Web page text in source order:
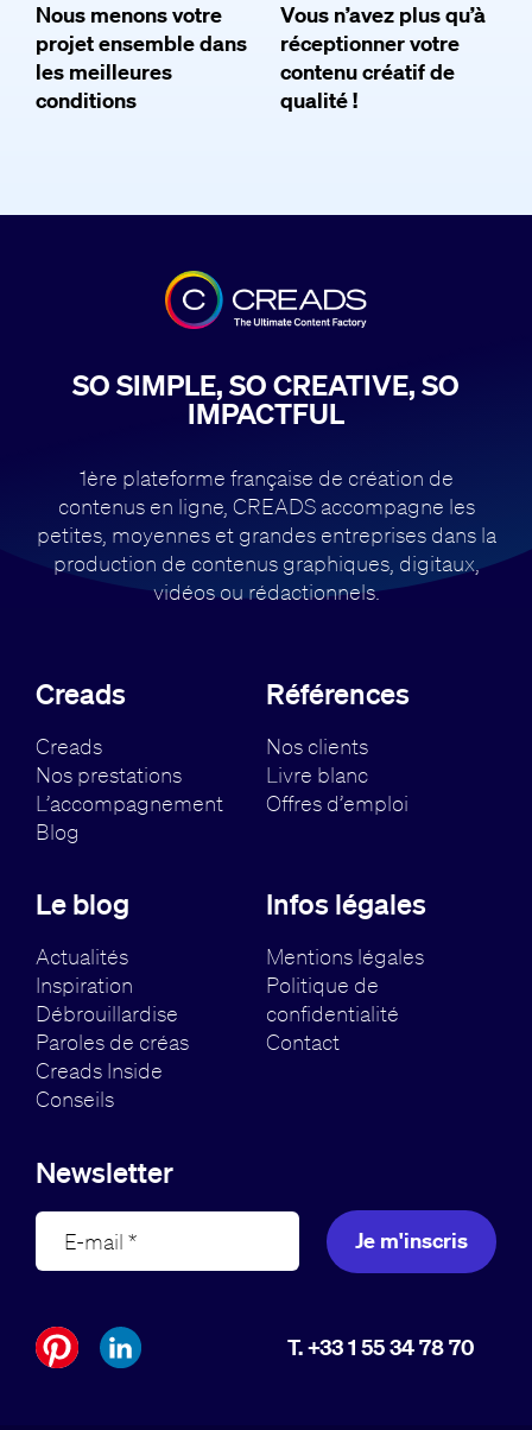
Nous menons votre
projet ensemble dans
les meilleures
conditions
Vous n’avez plus qu’à
réceptionner votre
contenu créatif de
qualité !
SO SIMPLE, SO CREATIVE, SO
IMPACTFUL
1ère plateforme française de création de
contenus en ligne, CREADS accompagne les
petites, moyennes et grandes entreprises dans la
production de contenus graphiques, digitaux,
vidéos ou rédactionnels.
Creads
Creads
Nos prestations
L’accompagnement
Blog
Références
Nos clients
Livre blanc
Offres d’emploi
Le blog
Actualités
Inspiration
Débrouillardise
Paroles de créas
Creads Inside
Conseils
Infos légales
Mentions légales
Politique de
confidentialité
Contact
Newsletter
Je m'inscris
T. +33 1 55 34 78 70